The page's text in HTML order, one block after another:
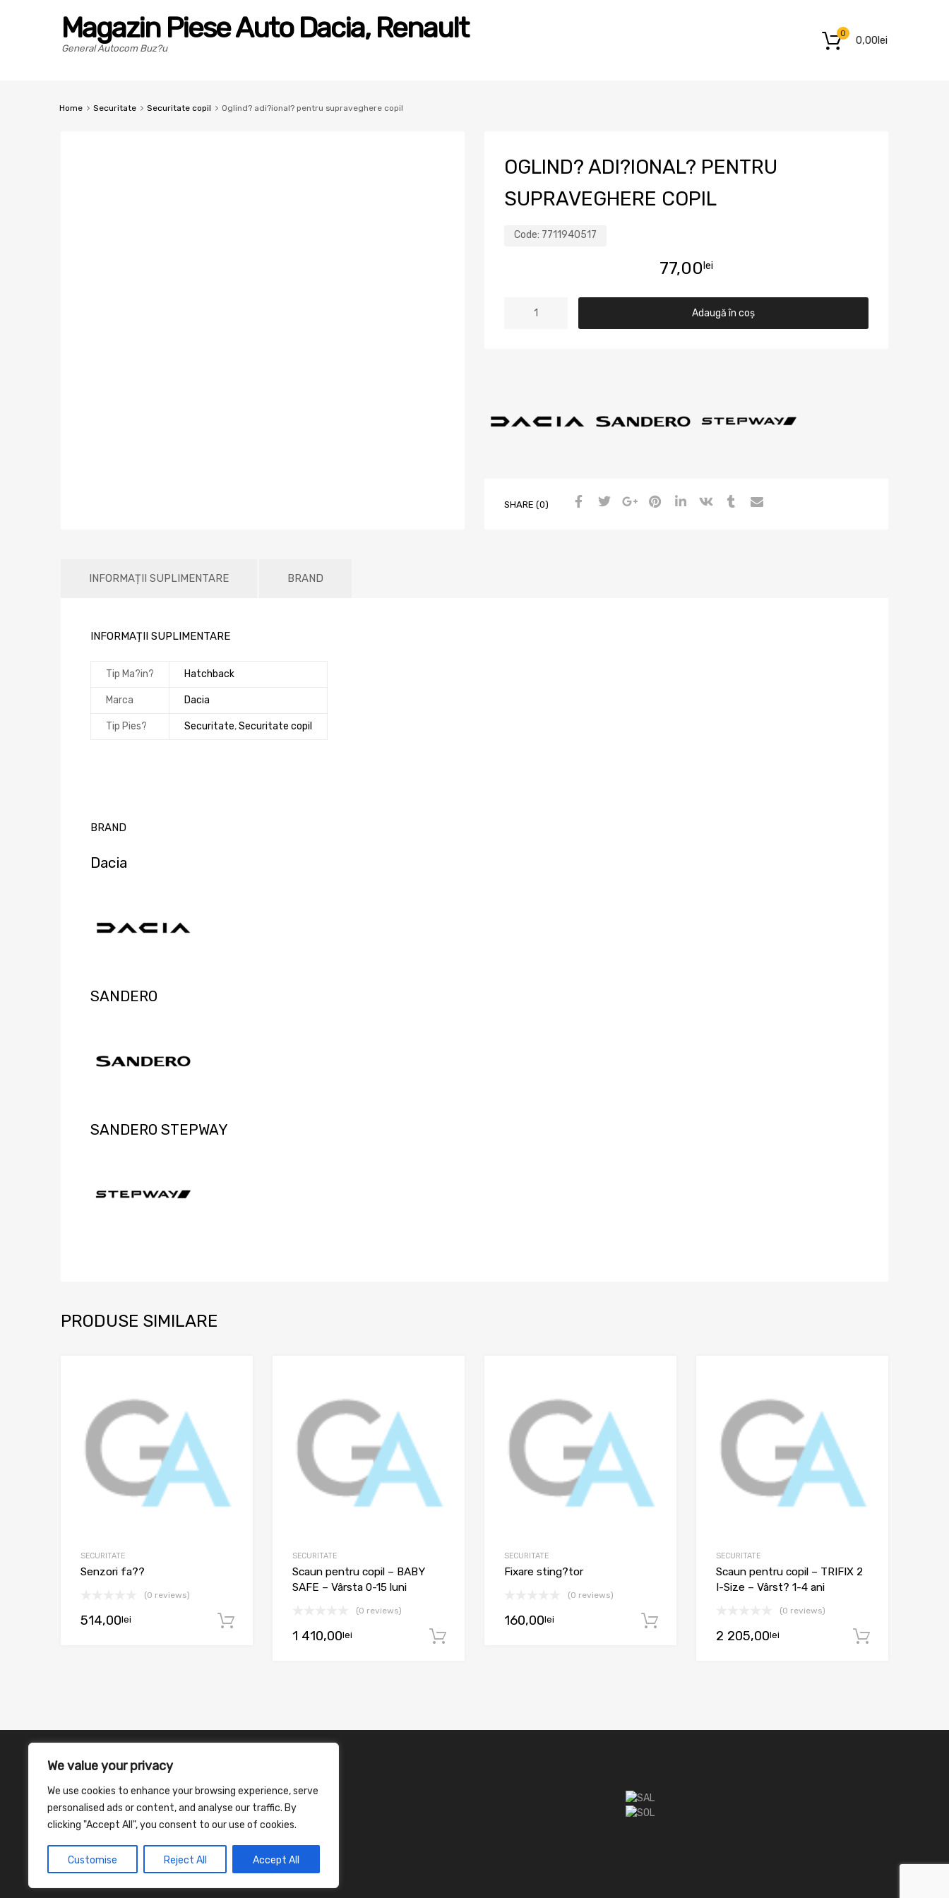
We value your privacy
We use cookies to enhance your browsing experience, serve
personalised ads or content, and analyse our traffic. By
clicking "Accept All", you consent to our use of cookies.
Customise Reject All Accept All
Magazin Piese Auto Dacia, Renault
General Autocom Buz?u
0,00lei
0
Home Securitate Securitate copil Oglind? adi?ional? pentru supraveghere copil
OGLIND? ADI?IONAL? PENTRU
SUPRAVEGHERE COPIL
Code: 7711940517
77,00 lei
Adaugă în coș
SHARE (0)
INFORMAȚII SUPLIMENTARE BRAND
INFORMAȚII SUPLIMENTARE
Tip Ma?in? Hatchback
Marca Dacia
Tip Pies? Securitate,Securitate copil
BRAND
Dacia
SANDERO
SANDERO STEPWAY
PRODUSE SIMILARE
SECURITATE
Senzori fa??
(0 reviews)
514,00lei
SECURITATE
Scaun pentru copil – BABY
SAFE – Vârsta 0-15 luni
(0 reviews)
1 410,00lei
SECURITATE
Fixare sting?tor
(0 reviews)
160,00lei
SECURITATE
Scaun pentru copil – TRIFIX 2
I-Size – Vârst? 1-4 ani
(0 reviews)
2 205,00lei
©2026 Chromium Auto Parts WordPress Theme by Themes Zone